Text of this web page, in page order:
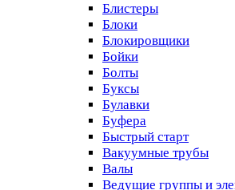
Блистеры
Блоки
Блокировщики
Бойки
Болты
Буксы
Булавки
Буфера
Быстрый старт
Вакуумные трубы
Валы
Ведущие группы и